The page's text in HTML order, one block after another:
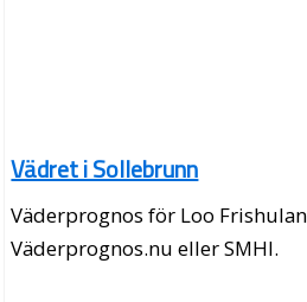
Vädret i Sollebrunn
Väderprognos för Loo
Väderprognos.nu eller SMHI.